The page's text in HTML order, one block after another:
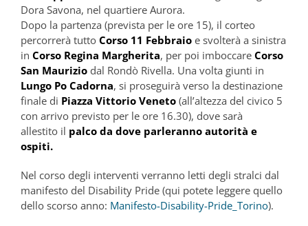
Dora Savona, nel quartiere Aurora.
Dopo la partenza (prevista per le ore 15), il corteo
percorrerà tutto Corso 11 Febbraio e svolterà a sinistra
in Corso Regina Margherita, per poi imboccare Corso
San Maurizio dal Rondò Rivella. Una volta giunti in
Lungo Po Cadorna, si proseguirà verso la destinazione
finale di Piazza Vittorio Veneto (all’altezza del civico 5
con arrivo previsto per le ore 16.30), dove sarà
allestito il palco da dove parleranno autorità e
ospiti.
Nel corso degli interventi verranno letti degli stralci dal
manifesto del Disability Pride (qui potete leggere quello
dello scorso anno: Manifesto-Disability-Pride_Torino).